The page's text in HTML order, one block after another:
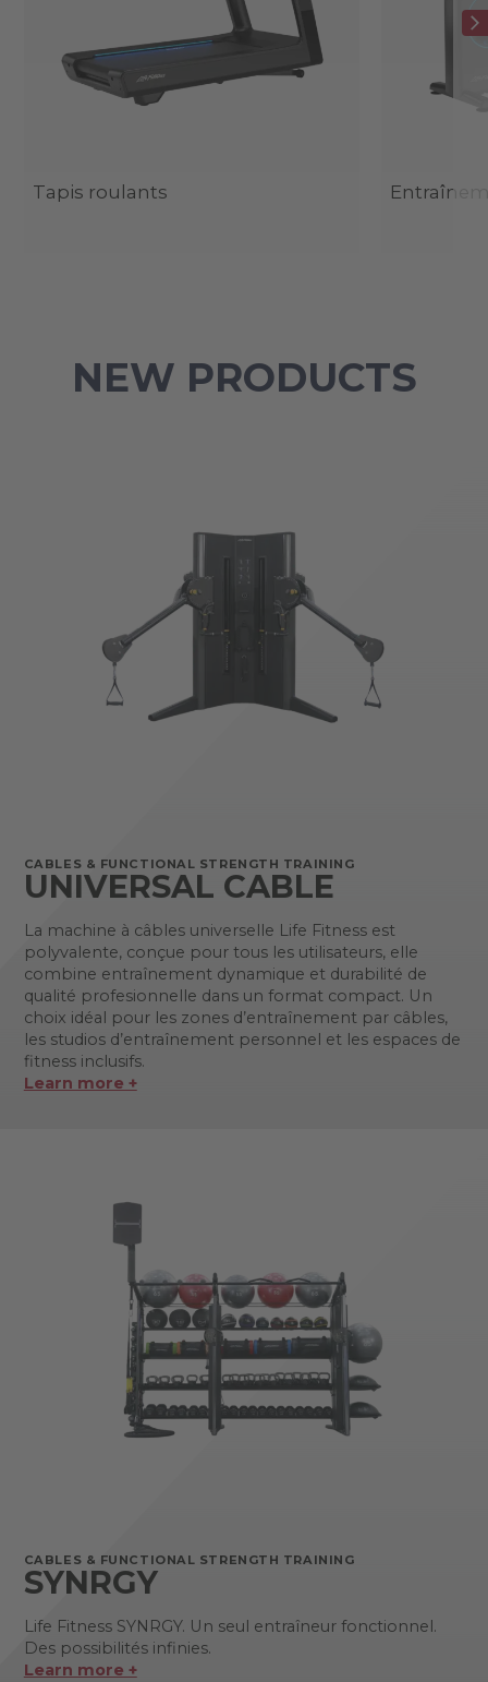
Tapis roulants
NEW PRODUCTS
CABLES & FUNCTIONAL STRENGTH TRAINING
UNIVERSAL CABLE
La machine à câbles universelle Life Fitness est
polyvalente, conçue pour tous les utilisateurs, elle
combine entraînement dynamique et durabilité de
qualité profesionnelle dans un format compact. Un
choix idéal pour les zones d’entraînement par câbles,
les studios d’entraînement personnel et les espaces de
fitness inclusifs.
Learn more +
CABLES & FUNCTIONAL STRENGTH TRAINING
SYNRGY
Life Fitness SYNRGY. Un seul entraîneur fonctionnel.
Des possibilités infinies.
Learn more +